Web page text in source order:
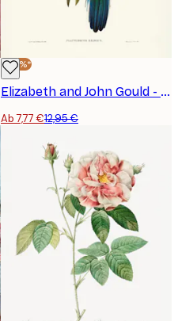
-40%*
Elizabeth and John Gould - Rose Hill Sittich Poster
Ab 7,77 €12,95 €